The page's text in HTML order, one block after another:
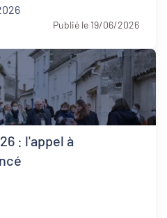
Publié le 19/06/2026
: l'appel à